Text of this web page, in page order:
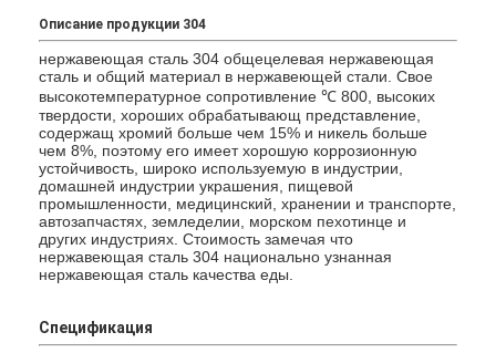
Описание продукции 304
нержавеющая сталь 304 общецелевая нержавеющая
сталь и общий материал в нержавеющей стали. Свое
высокотемпературное сопротивление ℃ 800, высоких
твердости, хороших обрабатывающ представление,
содержащ хромий больше чем 15% и никель больше
чем 8%, поэтому его имеет хорошую коррозионную
устойчивость, широко используемую в индустрии,
домашней индустрии украшения, пищевой
промышленности, медицинский, хранении и транспорте,
автозапчастях, земледелии, морском пехотинце и
других индустриях. Стоимость замечая что
нержавеющая сталь 304 национально узнанная
нержавеющая сталь качества еды.
Спецификация